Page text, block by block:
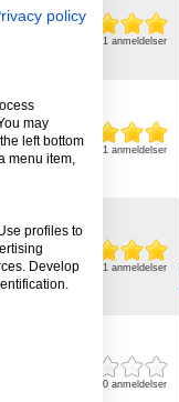
Baseret på 1 anmeldelser
Baseret på 1 anmeldelser
Baseret på 1 anmeldelser
Baseret på 0 anmeldelser
policy
may
left bottom
menu item,
profiles to
Develop